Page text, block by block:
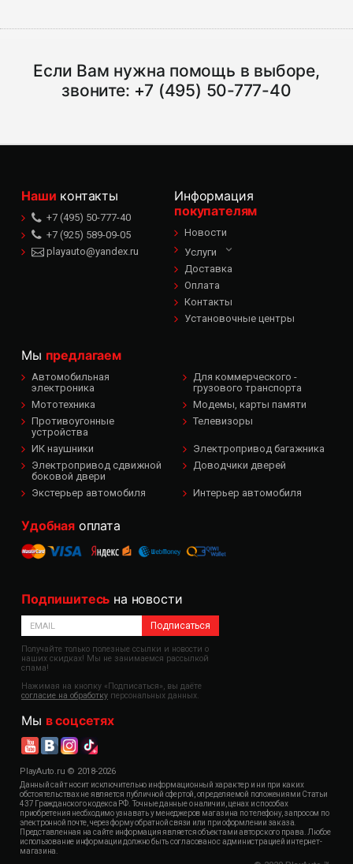
Если Вам нужна помощь в выборе,
звоните: +7 (495) 50-777-40
Наши контакты
+7 (495) 50-777-40
+7 (925) 589-09-05
playauto@yandex.ru
Информация
покупателям
Новости
Услуги
Доставка
Оплата
Контакты
Установочные центры
Мы предлагаем
Автомобильная
электроника
Для коммерческого -
грузового транспорта
Мототехника
Модемы, карты памяти
Противоугонные
устройства
Телевизоры
ИК наушники
Электропривод багажника
Электропривод сдвижной
боковой двери
Доводчики дверей
Экстерьер автомобиля Интерьер автомобиля
Удобнаяоплата
Подпишитесь на новости
Подписаться
Получайте только полезные ссылки и новости о
наших скидках! Мы не занимаемся рассылкой
спама!
Нажимая на кнопку «Подписаться», вы даёте
согласие на обработку персональных данных.
Мы в соцсетях
PlayAuto.ru © 2018-2026
Данный сайт носит исключительно информационный характер и ни при каких
обстоятельствах не является публичной офертой, определяемой положениями Статьи
437 Гражданского кодекса РФ. Точные данные о наличии, ценах и способах
приобретения необходимо узнавать у менеджеров магазина по телефону, запросом по
электронной почте, через форму обратной связи или при оформлении заказа.
Представленная на сайте информация является объектами авторского права. Любое
использование информации должно быть согласовано с администрацией интернет-
магазина.